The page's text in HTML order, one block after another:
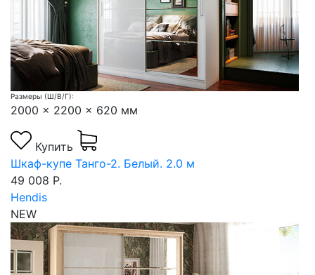
Размеры (Ш/В/Г):
2000 x 2200 x 620 мм
Купить
Шкаф-купе Танго-2. Белый. 2.0 м
49 008 Р.
Hendis
NEW